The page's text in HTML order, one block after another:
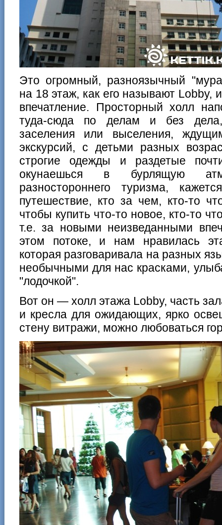
Это огромный, разноязычный
на 18 этаж, как его называют Lobby,
впечатление. Просторный холл
туда-сюда по делам и без
заселения или выселения,
экскурсий, с детьми разных
строгие одежды и раздетые
окунаешься в бурлящую
разностороннего туризма,
путешествие, кто за чем, кто-то
чтобы купить что-то новое, кто-то
т.е. за новыми неизведанными
этом потоке, и нам нравилась
которая разговаривала на разных
необычными для нас красками,
"лодочкой".
Вот он — холл этажа Lobby, часть
и кресла для ожидающих, ярко
стену витражи, можно любоваться